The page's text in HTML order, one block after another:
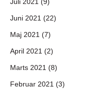
Juni 2021 (22)
Maj 2021 (7)
April 2021 (2)
Marts 2021 (8)
Februar 2021 (3)